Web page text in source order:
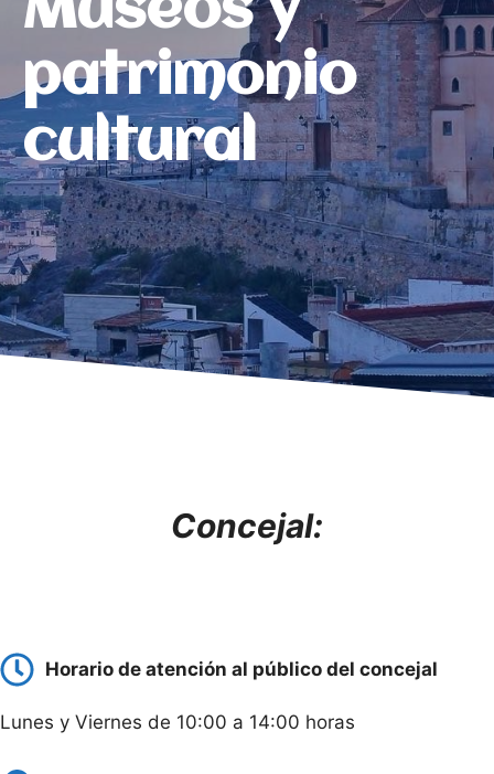
Museos y
patrimonio
cultural
Concejal:
Horario de atención al público del concejal
Lunes y Viernes de 10:00 a 14:00 horas